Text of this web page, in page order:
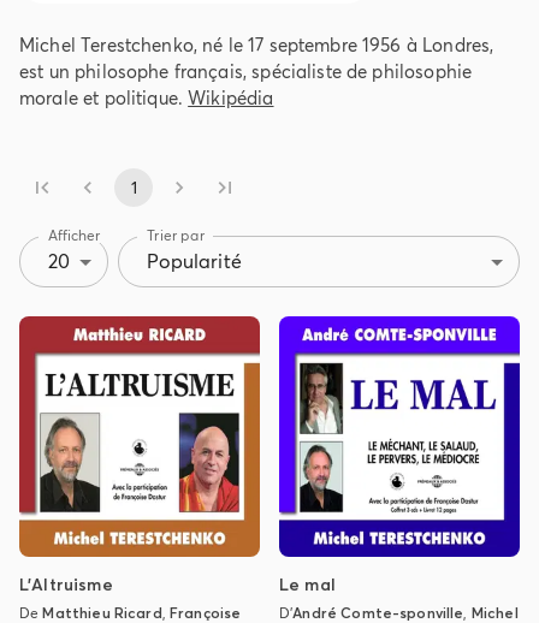
Michel Terestchenko, né le 17 septembre 1956 à Londres,
est un philosophe français, spécialiste de philosophie
morale et politique.Wikipédia
1
Afficher
20
Trier par
Popularité
L'Altruisme
DeMatthieu Ricard,Françoise
Le mal
D'André Comte-sponville, Michel